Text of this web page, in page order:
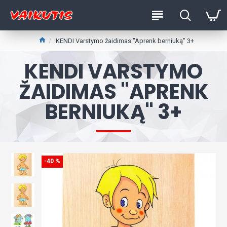
KENDI Varstymo žaidimas "Aprenk berniuką" 3+
KENDI VARSTYMO
ŽAIDIMAS "APRENK
BERNIUKĄ" 3+
-40 %